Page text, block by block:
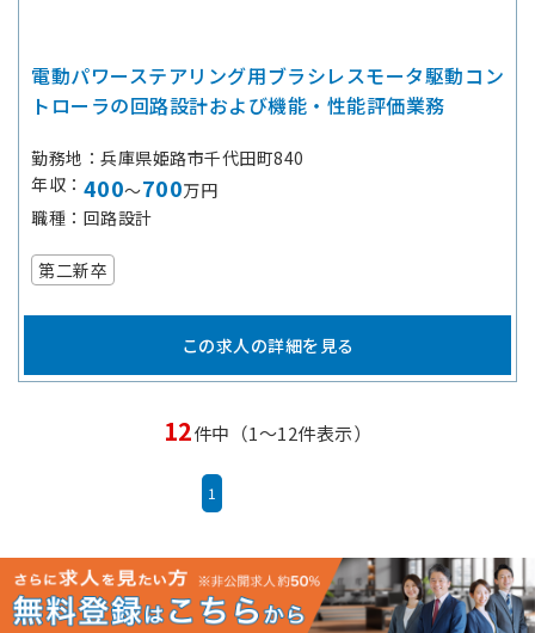
電動パワーステアリング用ブラシレスモータ駆動コン
トローラの回路設計および機能・性能評価業務
勤務地
兵庫県姫路市千代田町840
年収
400～700万円
職種
回路設計
第二新卒
この求人の詳細を見る
12件中（1～12件表示）
1